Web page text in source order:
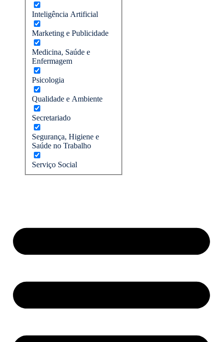
Inteligência Artificial
Marketing e Publicidade
Medicina, Saúde e
Enfermagem
Psicologia
Qualidade e Ambiente
Secretariado
Segurança, Higiene e
Saúde no Trabalho
Serviço Social